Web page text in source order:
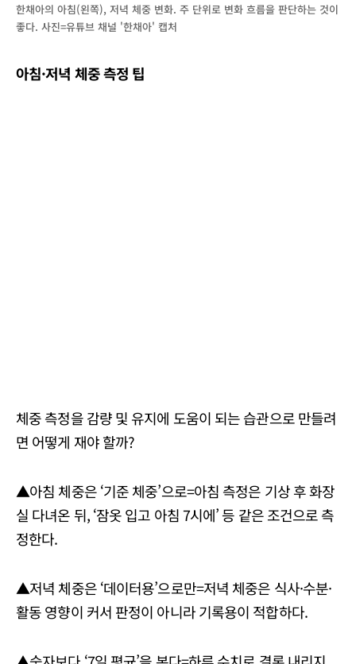
한채아의 아침(왼쪽), 저녁 체중 변화. 주 단위로 변화 흐름을 판단하는 것이
좋다. 사진=유튜브 채널 '한채아' 캡처
아침·저녁 체중 측정 팁
체중 측정을 감량 및 유지에 도움이 되는 습관으로 만들려
면 어떻게 재야 할까?
▲아침 체중은 ‘기준 체중’으로=아침 측정은 기상 후 화장
실 다녀온 뒤, ‘잠옷 입고 아침 7시에’ 등 같은 조건으로 측
정한다.
▲저녁 체중은 ‘데이터용’으로만=저녁 체중은 식사·수분·
활동 영향이 커서 판정이 아니라 기록용이 적합하다.